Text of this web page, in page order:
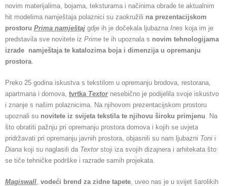
novim materijalima, bojama, teksturama i načinima obrade te aktualnim
hit modelima namještaja polaznici su zaokružili na prezentacijskom
prostoru Prima namještaj gdje ih je dočekala ljubazna Ines koja im je
predstavila sve novitete iz Prime te ih upoznala s novim tehnologijama
izrade namještaja te katalozima boja i dimenzija u opremanju
prostora.
Preko 25 godina iskustva s tekstilom u opremanju brodova, restorana,
apartmana i domova, tvrtka Textor nesebično je podijelila svoje iskustvo
i znanje s našim polaznicima. Na njihovom prezentacijskom prostoru
upoznali su novitete iz svijeta tekstila te njihovu široku primjenu. Na
što obratiti pažnju pri opremanju prostora domova i kojih se uvjeta
pridržavati pri opremanju javnih prostora, objasnili su nam ljubazni Toni i
Diana koji su naglasili da Textor stoji iza svojih dizajnera i arhitekata što
se tiče tehničke podrške i razrade samih projekata.
Magiswall, vodeći brend za zidne tapete, uveo nas je u svijet šarolikih